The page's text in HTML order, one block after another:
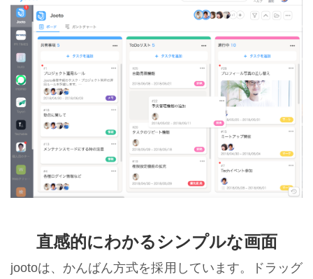
直感的にわかるシンプルな画面
jootoは、かんばん方式を採用しています。ドラッグ